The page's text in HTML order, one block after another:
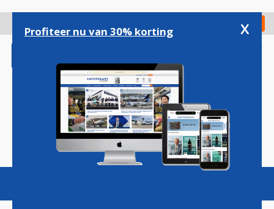
gaan
Check in
Magazine Podcasts Vacatures
Profiteer nu van 30% korting x